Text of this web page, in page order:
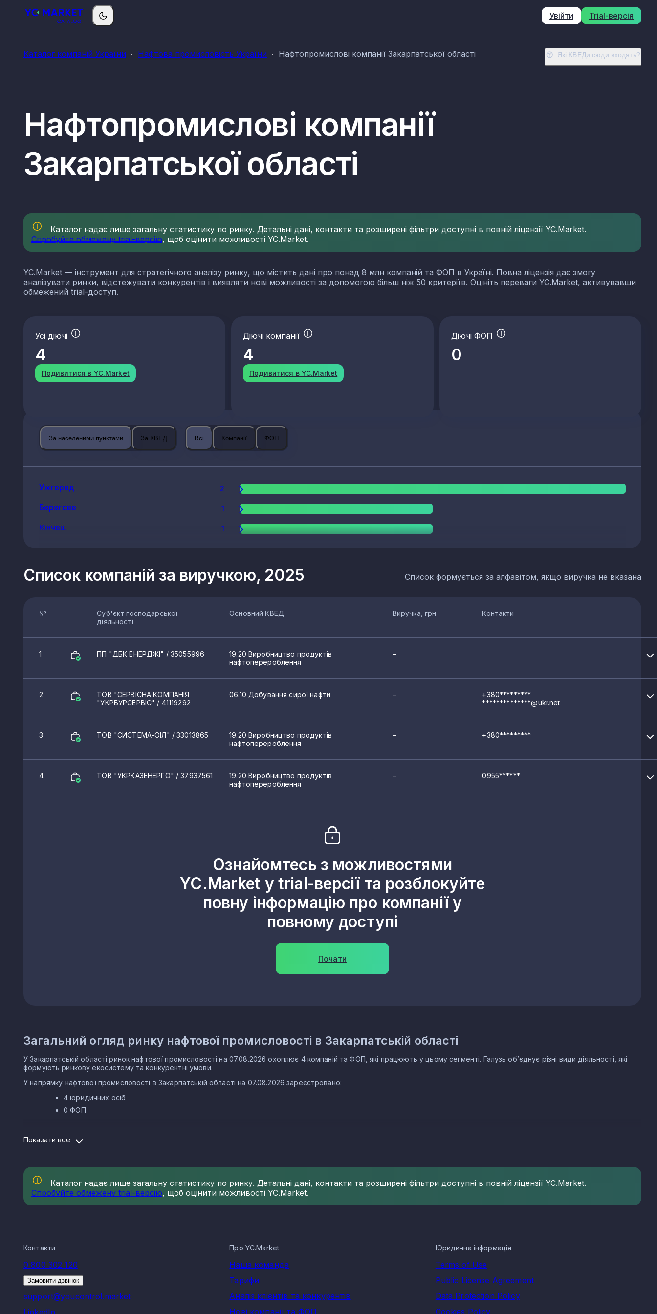
Увійти Trial-версія
Каталог компаній України Нафтова промисловість України Нафтопромислові компанії Закарпатської області Які КВЕДи сюди входять?
Нафтопромислові компанії
Закарпатської області
Каталог надає лише загальну статистику по ринку. Детальні дані, контакти та розширені фільтри доступні в повній ліцензії YC.Market.
Спробуйте обмежену trial-версію, щоб оцінити можливості YC.Market.
YC.Market — інструмент для стратегічного аналізу ринку, що містить дані про понад 8 млн компаній та ФОП в Україні. Повна ліцензія дає змогу
аналізувати ринки, відстежувати конкурентів і виявляти нові можливості за допомогою більш ніж 50 критеріїв. Оцініть переваги YC.Market, активувавши
обмежений trial-доступ.
Усі діючі
4
Подивитися в YC.Market
Діючі компанії
4
Подивитися в YC.Market
Діючі ФОП
0
За населеними пунктами За КВЕД Всі Компанії ФОП
Ужгород 2
Берегове 1
Кінчеш 1
Список компаній за виручкою, 2025 Список формується за алфавітом, якщо виручка не вказана
№
Суб'єкт господарської
діяльності
Основний КВЕД Виручка, грн Контакти
1 ПП "ДБК ЕНЕРДЖІ" / 35055996
19.20 Виробництво продуктів
нафтоперероблення
–
2
ТОВ "СЕРВІСНА КОМПАНІЯ
"УКРБУРСЕРВІС" / 41119292
06.10 Добування сирої нафти –
+380*********
**************@ukr.net
3 ТОВ "СИСТЕМА-ОІЛ" / 33013865
19.20 Виробництво продуктів
нафтоперероблення
– +380*********
4 ТОВ "УКРКАЗЕНЕРГО" / 37937561
19.20 Виробництво продуктів
нафтоперероблення
– 0955******
Ознайомтесь з можливостями
YC.Market у trial-версії та розблокуйте
повну інформацію про компанії у
повному доступі
Почати
Загальний огляд ринку нафтової промисловості в Закарпатській області
У Закарпатській області ринок нафтової промисловості на 07.08.2026 охоплює 4 компаній та ФОП, які працюють у цьому сегменті. Галузь об’єднує різні види діяльності, які
формують ринкову екосистему та конкурентні умови.
У напрямку нафтової промисловості в Закарпатській області на 07.08.2026 зареєстровано:
4 юридичних осіб
0 ФОП
Структура ринку нафтової промисловості в Закарпатській області
06.10 Добування сирої нафти - 1
Кінчеш - 1
Нафтова промисловість Закарпатської області є важливою часткою галузі, що входить в нафтогазовий сектор, який станом на сьогодні утворює значну та важливу частину в
економіці держави, та є одним із стратегічних секторів діяльності.
Розвиток сектору нафтової промисловості є одним з пріоритетних завдань для сучасної України, оскільки дозволяє забезпечити енергетичну незалежність. Проте, в період з
Показати все
КВЕДи нафтової промисловості
06.10 Добування сирої нафти
19.20
Виробництво продуктів нафтоперероблення
Каталог надає лише загальну статистику по ринку. Детальні дані, контакти та розширені фільтри доступні в повній ліцензії YC.Market.
Спробуйте обмежену trial-версію, щоб оцінити можливості YC.Market.
Контакти
0 800 302 120
Замовити дзвінок
support@youcontrol.market
LinkedIn
Про YC.Market
Наша команда
Тарифи
Аналіз клієнтів та конкурентів
Нові компанії та ФОП
Юридична інформація
Terms of Use
Public License Agreement
Data Protection Policy
Cookies Policy